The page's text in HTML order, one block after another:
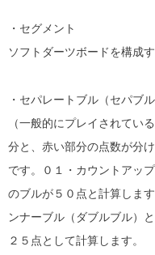
・セグメント
ソフトダーツボードを構成
・セパレートブル（セパブル
（一般的にプレイされてい
分と、赤い部分の点数が分
です。０１・カウントアッ
のブルが５０点と計算しま
ンナーブル（ダブルブル）
２５点として計算します。